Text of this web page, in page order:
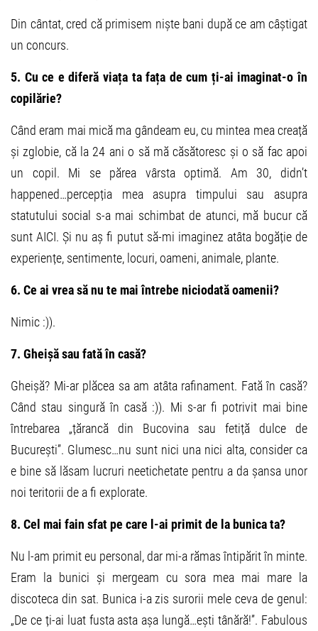
Din cântat, cred că primisem niște bani după ce am câștigat
un concurs.
5. Cu ce e diferă viața ta fața de cum ți-ai imaginat-o în
copilărie?
Când eram mai mică ma gândeam eu, cu mintea mea creață
și zglobie, că la 24 ani o să mă căsătoresc și o să fac apoi
un copil. Mi se părea vârsta optimă. Am 30, didn’t
happened…percepția mea asupra timpului sau asupra
statutului social s-a mai schimbat de atunci, mă bucur că
sunt AICI. Și nu aș fi putut să-mi imaginez atâta bogăție de
experiențe, sentimente, locuri, oameni, animale, plante.
6. Ce ai vrea să nu te mai întrebe niciodată oamenii?
Nimic :)).
7. Gheișă sau fată în casă?
Gheișă? Mi-ar plăcea sa am atâta rafinament. Fată în casă?
Când stau singură în casă :)). Mi s-ar fi potrivit mai bine
întrebarea „țărancă din Bucovina sau fetiță dulce de
București”. Glumesc…nu sunt nici una nici alta, consider ca
e bine să lăsam lucruri neetichetate pentru a da șansa unor
noi teritorii de a fi explorate.
8. Cel mai fain sfat pe care l-ai primit de la bunica ta?
Nu l-am primit eu personal, dar mi-a rămas întipărit în minte.
Eram la bunici și mergeam cu sora mea mai mare la
discoteca din sat. Bunica i-a zis surorii mele ceva de genul:
„De ce ți-ai luat fusta asta așa lungă…ești tânără!”. Fabulous